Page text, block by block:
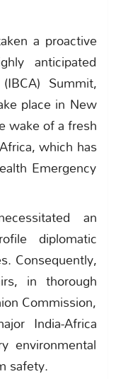
a proactive
anticipated
Summit,
place in New
wake of a fresh
which has
Emergency
an
diplomatic
Consequently,
in thorough
Commission,
India-Africa
environmental
safety.